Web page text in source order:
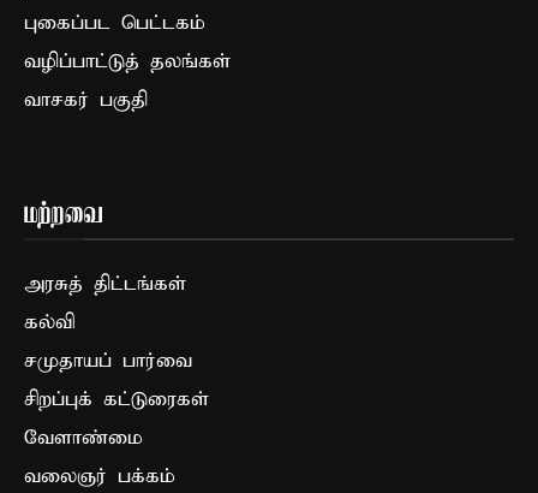
புகைப்பட பெட்டகம்
வழிப்பாட்டுத் தலங்கள்
வாசகர் பகுதி
மற்றவை
அரசுத் திட்டங்கள்
கல்வி
சமுதாயப் பார்வை
சிறப்புக் கட்டுரைகள்
வேளாண்மை
வலைஞர் பக்கம்